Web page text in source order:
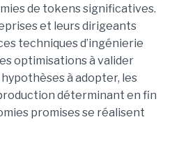
de tokens significatives.
et leurs dirigeants
techniques d’ingénierie
optimisations à valider
à adopter, les
déterminant en fin
promises se réalisent